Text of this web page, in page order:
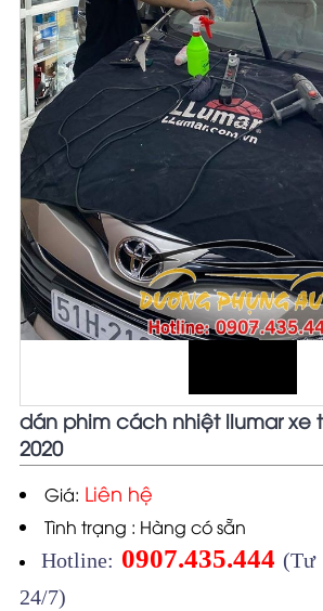
dán phim cách nhiệt llumar xe
2020
Giá: Liên hệ
Tình trạng : Hàng có sẵn
Hotline: 0907.435.444 (Tư
24/7)